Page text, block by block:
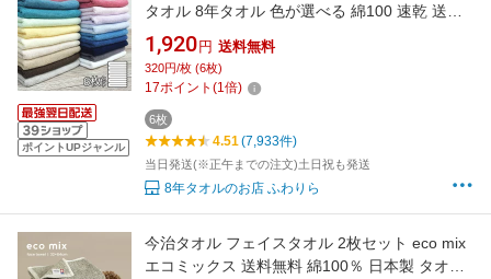
ポイントUPジャンル
タオル 8年タオル 色が選べる 綿100 速乾 送料
無料 240匁 業務用 まとめ買い [M便 1/1]
1,920 円 送料無料
320円/枚 (6枚)
17ポイント (1倍)
6枚
4.51(7,933件)
当日発送(※正午までの注文)土日祝も発送
8年タオルのお店 ふわりら
今治タオル フェイスタオル 2枚セット eco mix
エコミックス 送料無料 綿100％ 日本製 タオル